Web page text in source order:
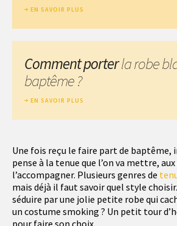
Une fois reçu le faire part de
pense à la tenue que l’on va mettre,
l’accompagner. Plusieurs genres de
mais déjà il faut savoir quel style
séduire par une jolie petite robe qui
un costume smoking ? Un petit tour
pour faire son choix.
EN SAVOIR PLUS
Comment porterla robe
baptême ?
EN SAVOIR PLUS